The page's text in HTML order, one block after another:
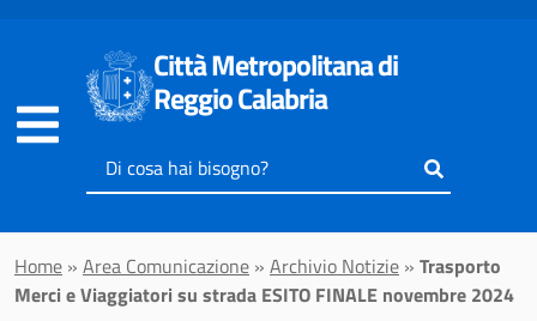
Città Metropolitana di
Reggio Calabria
Inserisci
il
cercare
Home » Area Comunicazione » Archivio Notizie » Trasporto
Merci e Viaggiatori su strada ESITO FINALE novembre 2024